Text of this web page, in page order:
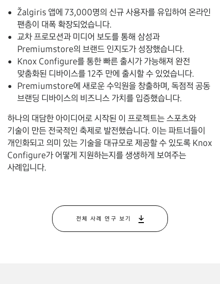
Žalgiris 앱에 73,000명의 신규 사용자를 유입하여 온라인
팬층이 대폭 확장되었습니다.
교차 프로모션과 미디어 보도를 통해 삼성과
Premiumstore의 브랜드 인지도가 성장했습니다.
Knox Configure를 통한 빠른 출시가 가능해져 완전
맞춤화된 디바이스를12주 만에 출시할 수 있었습니다.
Premiumstore에 새로운 수익원을 창출하며, 독점적 공동
브랜딩 디바이스의 비즈니스 가치를 입증했습니다.
하나의 대담한 아이디어로 시작된 이 프로젝트는 스포츠와
기술이 만든 전국적인 축제로 발전했습니다. 이는 파트너들이
개인화되고 의미 있는 기술을 대규모로 제공할 수 있도록 Knox
Configure가 어떻게 지원하는지를 생생하게 보여주는
사례입니다.
전체 사례 연구 보기